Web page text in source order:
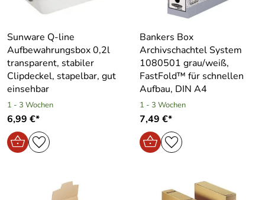
Sunware Q-line
Aufbewahrungsbox 0,2l
transparent, stabiler
Clipdeckel, stapelbar, gut
einsehbar
1 - 3 Wochen
6,99 €*
Bankers Box
Archivschachtel System
1080501 grau/weiß,
FastFold™ für schnellen
Aufbau, DIN A4
1 - 3 Wochen
7,49 €*